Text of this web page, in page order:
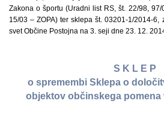
Zakona o športu (Uradni list RS, št. 22/98, 97/
15/03 – ZOPA) ter sklepa št. 03201-1/2014-
svet Občine Postojna na 3. seji dne 23. 12.
S K L E P
o spremembi Sklepa o
objektov občinskega pomena